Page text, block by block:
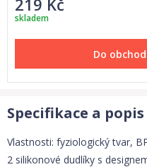
skladem
Do
Specifikace a popis
Vlastnosti: fyziologický tvar,
2 silikonové dudlíky s